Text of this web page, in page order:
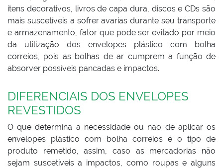
itens decorativos, livros de capa dura, discos e CDs são
mais suscetíveis a sofrer avarias durante seu transporte
e armazenamento, fator que pode ser evitado por meio
da utilização dos envelopes plástico com bolha
correios, pois as bolhas de ar cumprem a função de
absorver possíveis pancadas e impactos.
DIFERENCIAIS DOS ENVELOPES
REVESTIDOS
O que determina a necessidade ou não de aplicar os
envelopes plástico com bolha correios é o tipo de
produto remetido, assim, caso as mercadorias não
sejam suscetíveis a impactos, como roupas e alguns